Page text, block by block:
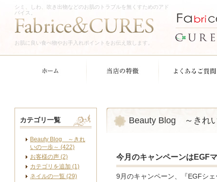
シミ、しわ、吹き出物などのお肌のトラブルを無くすためのアド
バイス。
お肌に良い食べ物やお手入れポイントをお伝え致します。
Beauty Blog ～きれ
今月のキャンペーンはEGF
9月のキャンペーン、『EGFシ
カテゴリ一覧
Beauty Blog ～きれ
いの一歩～ (422)
お客様の声 (2)
カテゴリを追加 (1)
ネイルの一覧 (29)